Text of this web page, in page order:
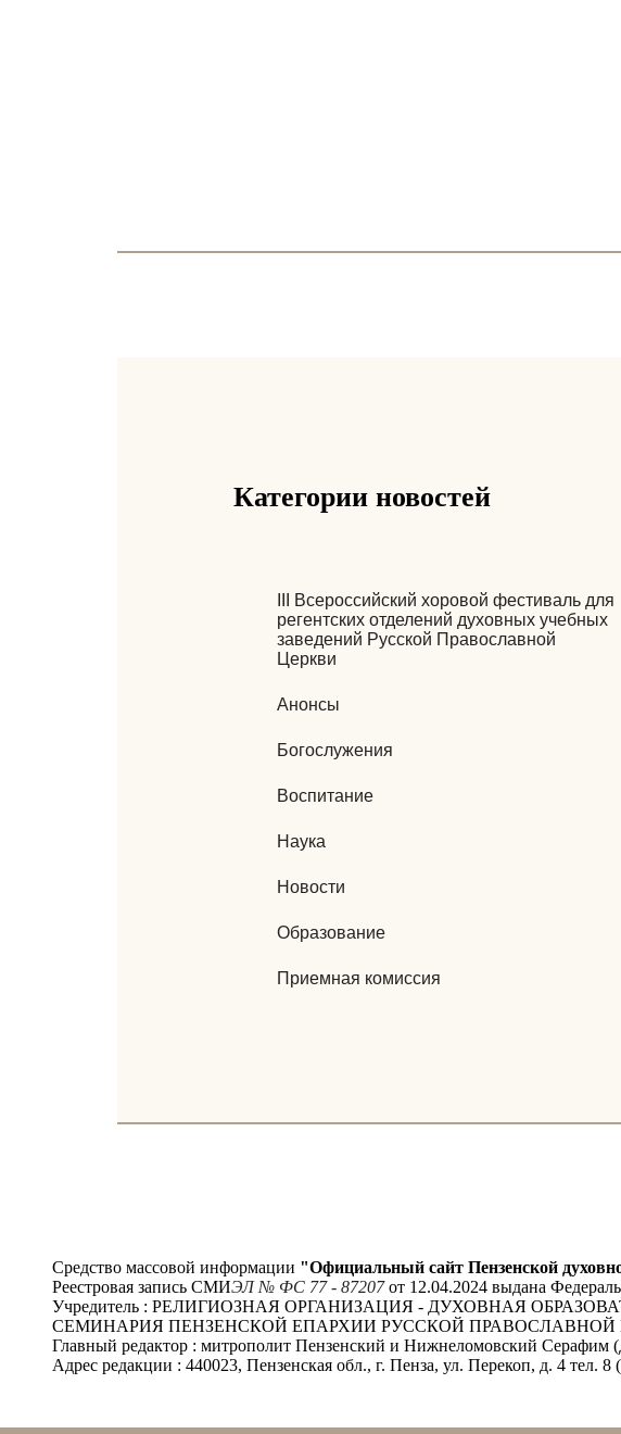
Категории новостей
III Всероссийский хоровой фестиваль для
регентских отделений духовных учебных
заведений Русской Православной
Церкви
Анонсы
Богослужения
Воспитание
Наука
Новости
Образование
Приемная комиссия
Средство массовой информации "Официальный сайт Пензенской
Реестровая запись СМИЭЛ № ФС 77 - 87207от 12.04.2024 выдана
Учредитель : РЕЛИГИОЗНАЯ ОРГАНИЗАЦИЯ - ДУХОВНАЯ
СЕМИНАРИЯ ПЕНЗЕНСКОЙ ЕПАРХИИ РУССКОЙ ПРАВОСЛАВНОЙ
Главный редактор : митрополит Пензенский и Нижнеломовский Серафим
Адрес редакции : 440023, Пензенская обл., г. Пенза, ул. Перекоп, д. 4 тел. 8